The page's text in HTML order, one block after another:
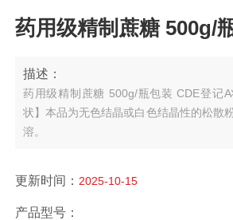
药用级精制蔗糖 500g/
描述：
药用级精制蔗糖 500g/瓶包装 CDE登记
状】本品为无色结晶或白色结晶性的松散粉
溶。
更新时间： 2025-10-15
产品型号：